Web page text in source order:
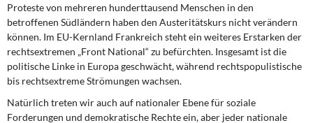
Proteste von mehreren hunderttausend Menschen in den
betroffenen Südländern haben den Austeritätskurs nicht verändern
können. Im EU-Kernland Frankreich steht ein weiteres Erstarken der
rechtsextremen „Front National“ zu befürchten. Insgesamt ist die
politische Linke in Europa geschwächt, während rechtspopulistische
bis rechtsextreme Strömungen wachsen.
Natürlich treten wir auch auf nationaler Ebene für soziale
Forderungen und demo­kratische Rechte ein, aber jeder nationale